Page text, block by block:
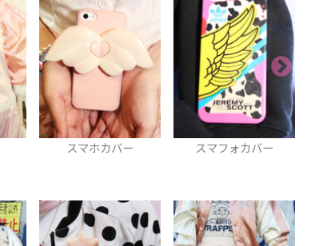
スマフォカバー ラブリーラバーソール